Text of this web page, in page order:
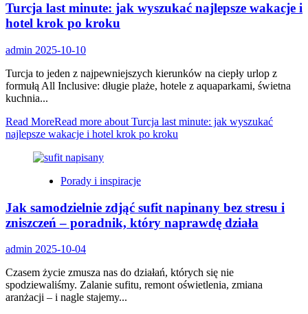
Turcja last minute: jak wyszukać najlepsze wakacje i
hotel krok po kroku
admin 2025-10-10
Turcja to jeden z najpewniejszych kierunków na ciepły urlop z
formułą All Inclusive: długie plaże, hotele z aquaparkami, świetna
kuchnia...
Read MoreRead more about Turcja last minute: jak wyszukać
najlepsze wakacje i hotel krok po kroku
Porady i inspiracje
Jak samodzielnie zdjąć sufit napinany bez stresu i
zniszczeń – poradnik, który naprawdę działa
admin 2025-10-04
Czasem życie zmusza nas do działań, których się nie
spodziewaliśmy. Zalanie sufitu, remont oświetlenia, zmiana
aranżacji – i nagle stajemy...